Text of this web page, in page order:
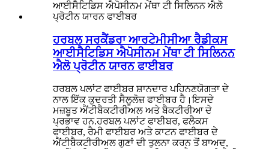
ਹਰਬਲ ਸਰਕੈਂਡਰਾ ਆਰਟੇਮੀਸੀਆ ਰੈਡੀਕਸ
ਆਈਸੈਟਿਡਿਸ ਐਪੋਸੀਨਮ ਮੇਂਥਾ ਟੀ ਸਿਲਿਨਨ
ਐਲੋ ਪ੍ਰੋਟੀਨ ਯਾਰਨ ਫਾਈਬਰ
ਹਰਬਲ ਪਲਾਂਟ ਫਾਈਬਰ ਸ਼ਾਨਦਾਰ ਪਹਿਨਣਯੋਗਤਾ ਦੇ
ਨਾਲ ਇੱਕ ਕੁਦਰਤੀ ਸੈਲੂਲੋਜ਼ ਫਾਈਬਰ ਹੈ।ਇਸਦੇ
ਮਜ਼ਬੂਤ ​​​​ਐਂਟੀਬੈਕਟੀਰੀਅਲ ਅਤੇ ਬੈਕਟੀਰੀਆ ਦੇ
ਪ੍ਰਭਾਵ ਹਨ.ਹਰਬਲ ਪਲਾਂਟ ਫਾਈਬਰ, ਫਲੈਕਸ
ਫਾਈਬਰ, ਰੈਮੀ ਫਾਈਬਰ ਅਤੇ ਕਾਟਨ ਫਾਈਬਰ ਦੇ
ਐਂਟੀਬੈਕਟੀਰੀਅਲ ਗੁਣਾਂ ਦੀ ਤੁਲਨਾ ਕਰਨ ਤੋਂ ਬਾਅਦ,